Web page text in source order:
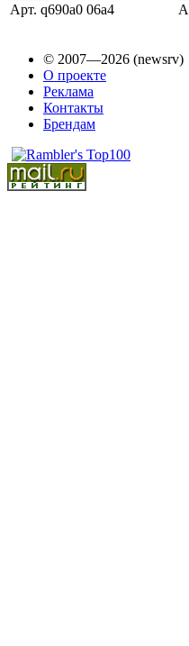
Арт. q690a0 06a4
© 2007—2026 (newsrv)
О проекте
Реклама
Контакты
Брендам